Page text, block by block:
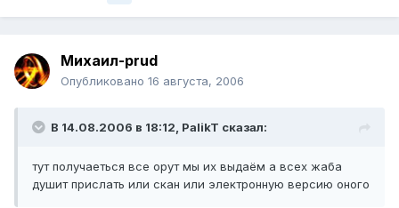
Михаил-prud
Опубликовано 16 августа, 2006
В 14.08.2006 в 18:12, PalikT сказал:
тут получаеться все орут мы их выдаём а всех жаба
душит прислать или скан или электронную версию оного